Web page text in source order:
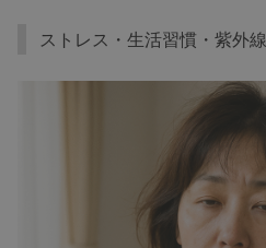
ストレス・生活習慣・紫外線